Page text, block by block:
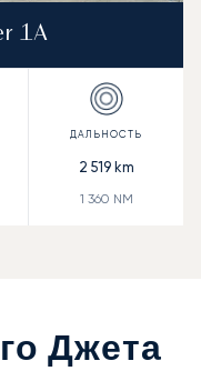
1A
2 519km
1 360 NM
Джета